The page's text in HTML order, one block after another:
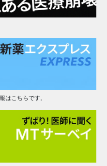
はこちらです。